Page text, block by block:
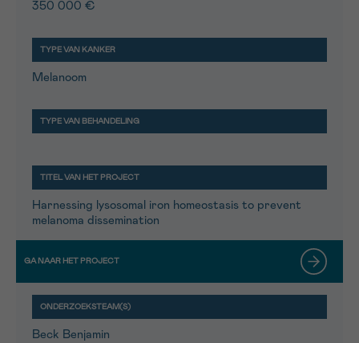
350 000 €
Melanoom
Harnessing lysosomal iron homeostasis to prevent
melanoma dissemination
Beck Benjamin